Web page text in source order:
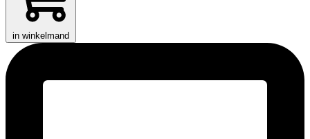
in winkelmand